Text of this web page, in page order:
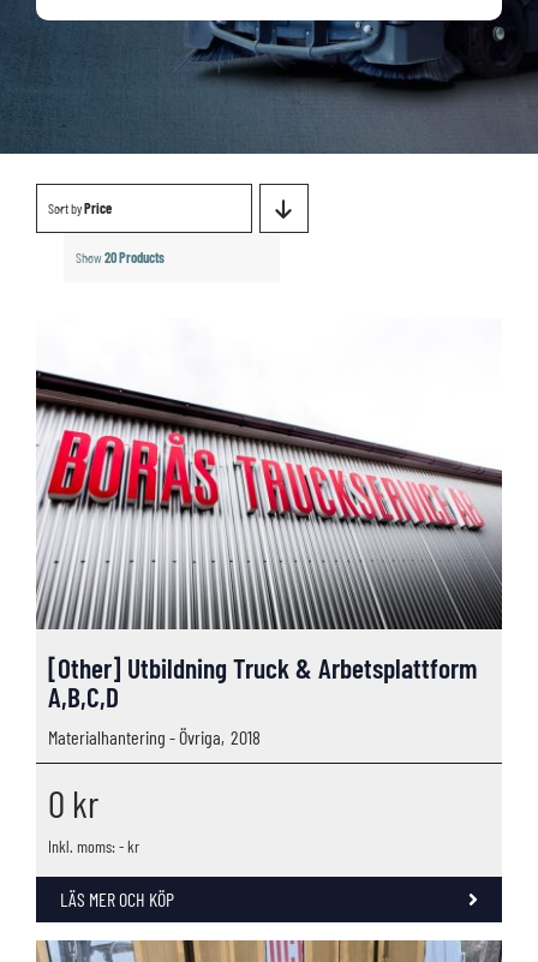
Sort byPrice
Show20 Products
[Other] Utbildning Truck & Arbetsplattform
A,B,C,D
Materialhantering - Övriga, 2018
0 kr
Inkl. moms: - kr
LÄS MER OCH KÖP